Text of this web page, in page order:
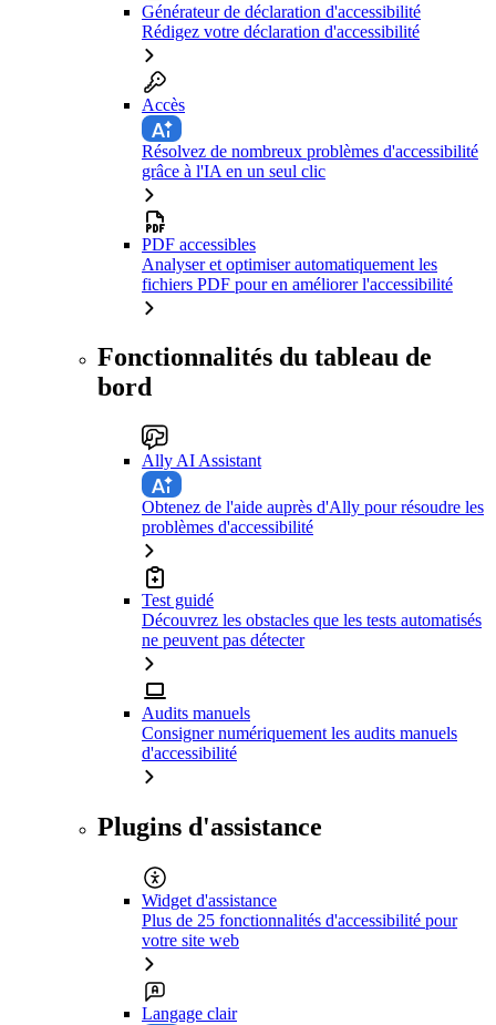
Générateur de déclaration d'accessibilité
Rédigez votre déclaration d'accessibilité
Accès
Résolvez de nombreux problèmes d'accessibilité
grâce à l'IA en un seul clic
PDF accessibles
Analyser et optimiser automatiquement les
fichiers PDF pour en améliorer l'accessibilité
Fonctionnalités du tableau de
bord
Ally AI Assistant
Obtenez de l'aide auprès d'Ally pour résoudre les
problèmes d'accessibilité
Test guidé
Découvrez les obstacles que les tests automatisés
ne peuvent pas détecter
Audits manuels
Consigner numériquement les audits manuels
d'accessibilité
Plugins d'assistance
Widget d'assistance
Plus de 25 fonctionnalités d'accessibilité pour
votre site web
Langage clair